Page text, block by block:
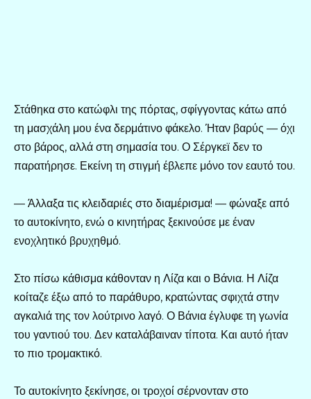
Στάθηκα στο κατώφλι της πόρτας, σφίγγοντας κάτω από
τη μασχάλη μου ένα δερμάτινο φάκελο. Ήταν βαρύς — όχι
στο βάρος, αλλά στη σημασία του. Ο Σέργκεϊ δεν το
παρατήρησε. Εκείνη τη στιγμή έβλεπε μόνο τον εαυτό του.
— Άλλαξα τις κλειδαριές στο διαμέρισμα! — φώναξε από
το αυτοκίνητο, ενώ ο κινητήρας ξεκινούσε με έναν
ενοχλητικό βρυχηθμό.
Στο πίσω κάθισμα κάθονταν η Λίζα και ο Βάνια. Η Λίζα
κοίταζε έξω από το παράθυρο, κρατώντας σφιχτά στην
αγκαλιά της τον λούτρινο λαγό. Ο Βάνια έγλυφε τη γωνία
του γαντιού του. Δεν καταλάβαιναν τίποτα. Και αυτό ήταν
το πιο τρομακτικό.
Το αυτοκίνητο ξεκίνησε, οι τροχοί σέρνονταν στο